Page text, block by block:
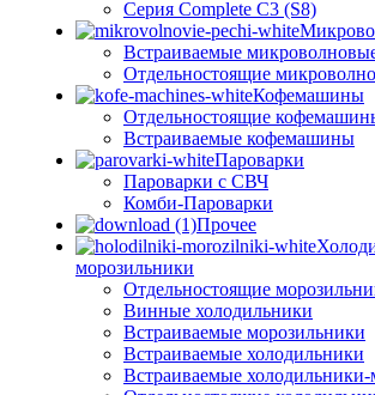
Серия Complete C3 (S8)
Встраиваемые
Отдельностоящие
Кофемашины
Отдельностоящие
Встраиваемые кофемашины
Пароварки
Пароварки с СВЧ
Комби-Пароварки
Прочее
морозильники
Отдельностоящие
Винные холодильники
Встраиваемые морозильники
Встраиваемые холодильники
Встраиваемые